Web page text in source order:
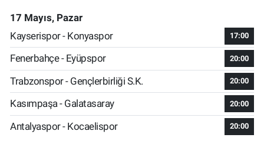
17 Mayıs, Pazar
Kayserispor - Konyaspor
17:00
Fenerbahçe - Eyüpspor 20:00
Trabzonspor - Gençlerbirliği S.K. 20:00
Kasımpaşa - Galatasaray 20:00
Antalyaspor - Kocaelispor 20:00